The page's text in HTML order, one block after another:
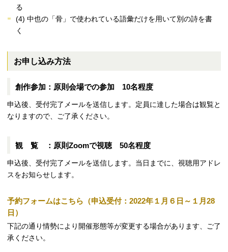
る
(4) 中也の「骨」で使われている語彙だけを用いて別の詩を書
く
お申し込み方法
創作参加：原則会場での参加 10名程度
申込後、受付完了メールを送信します。定員に達した場合は観覧と
なりますので、ご了承ください。
観 覧 ：原則Zoomで視聴 50名程度
申込後、受付完了メールを送信します。当日までに、視聴用アドレ
スをお知らせします。
予約フォームはこちら（申込受付：2022年１月６日～１月28
日）
下記の通り情勢により開催形態等が変更する場合があります、ご了
承ください。